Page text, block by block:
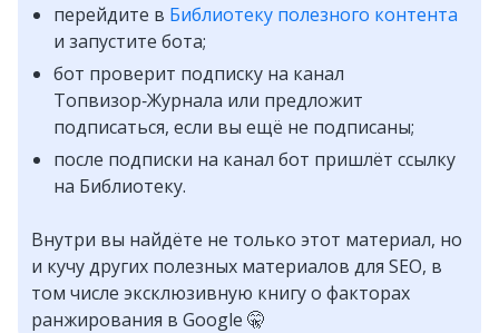
перейдите в Библиотеку полезного контента
и запустите бота;
бот проверит подписку на канал
Топвизор‑Журнала или предложит
подписаться, если вы ещё не подписаны;
после подписки на канал бот пришлёт ссылку
на Библиотеку.
Внутри вы найдёте не только этот материал, но
и кучу других полезных материалов для SEO, в
том числе эксклюзивную книгу о факторах
ранжирования в Google 🤫